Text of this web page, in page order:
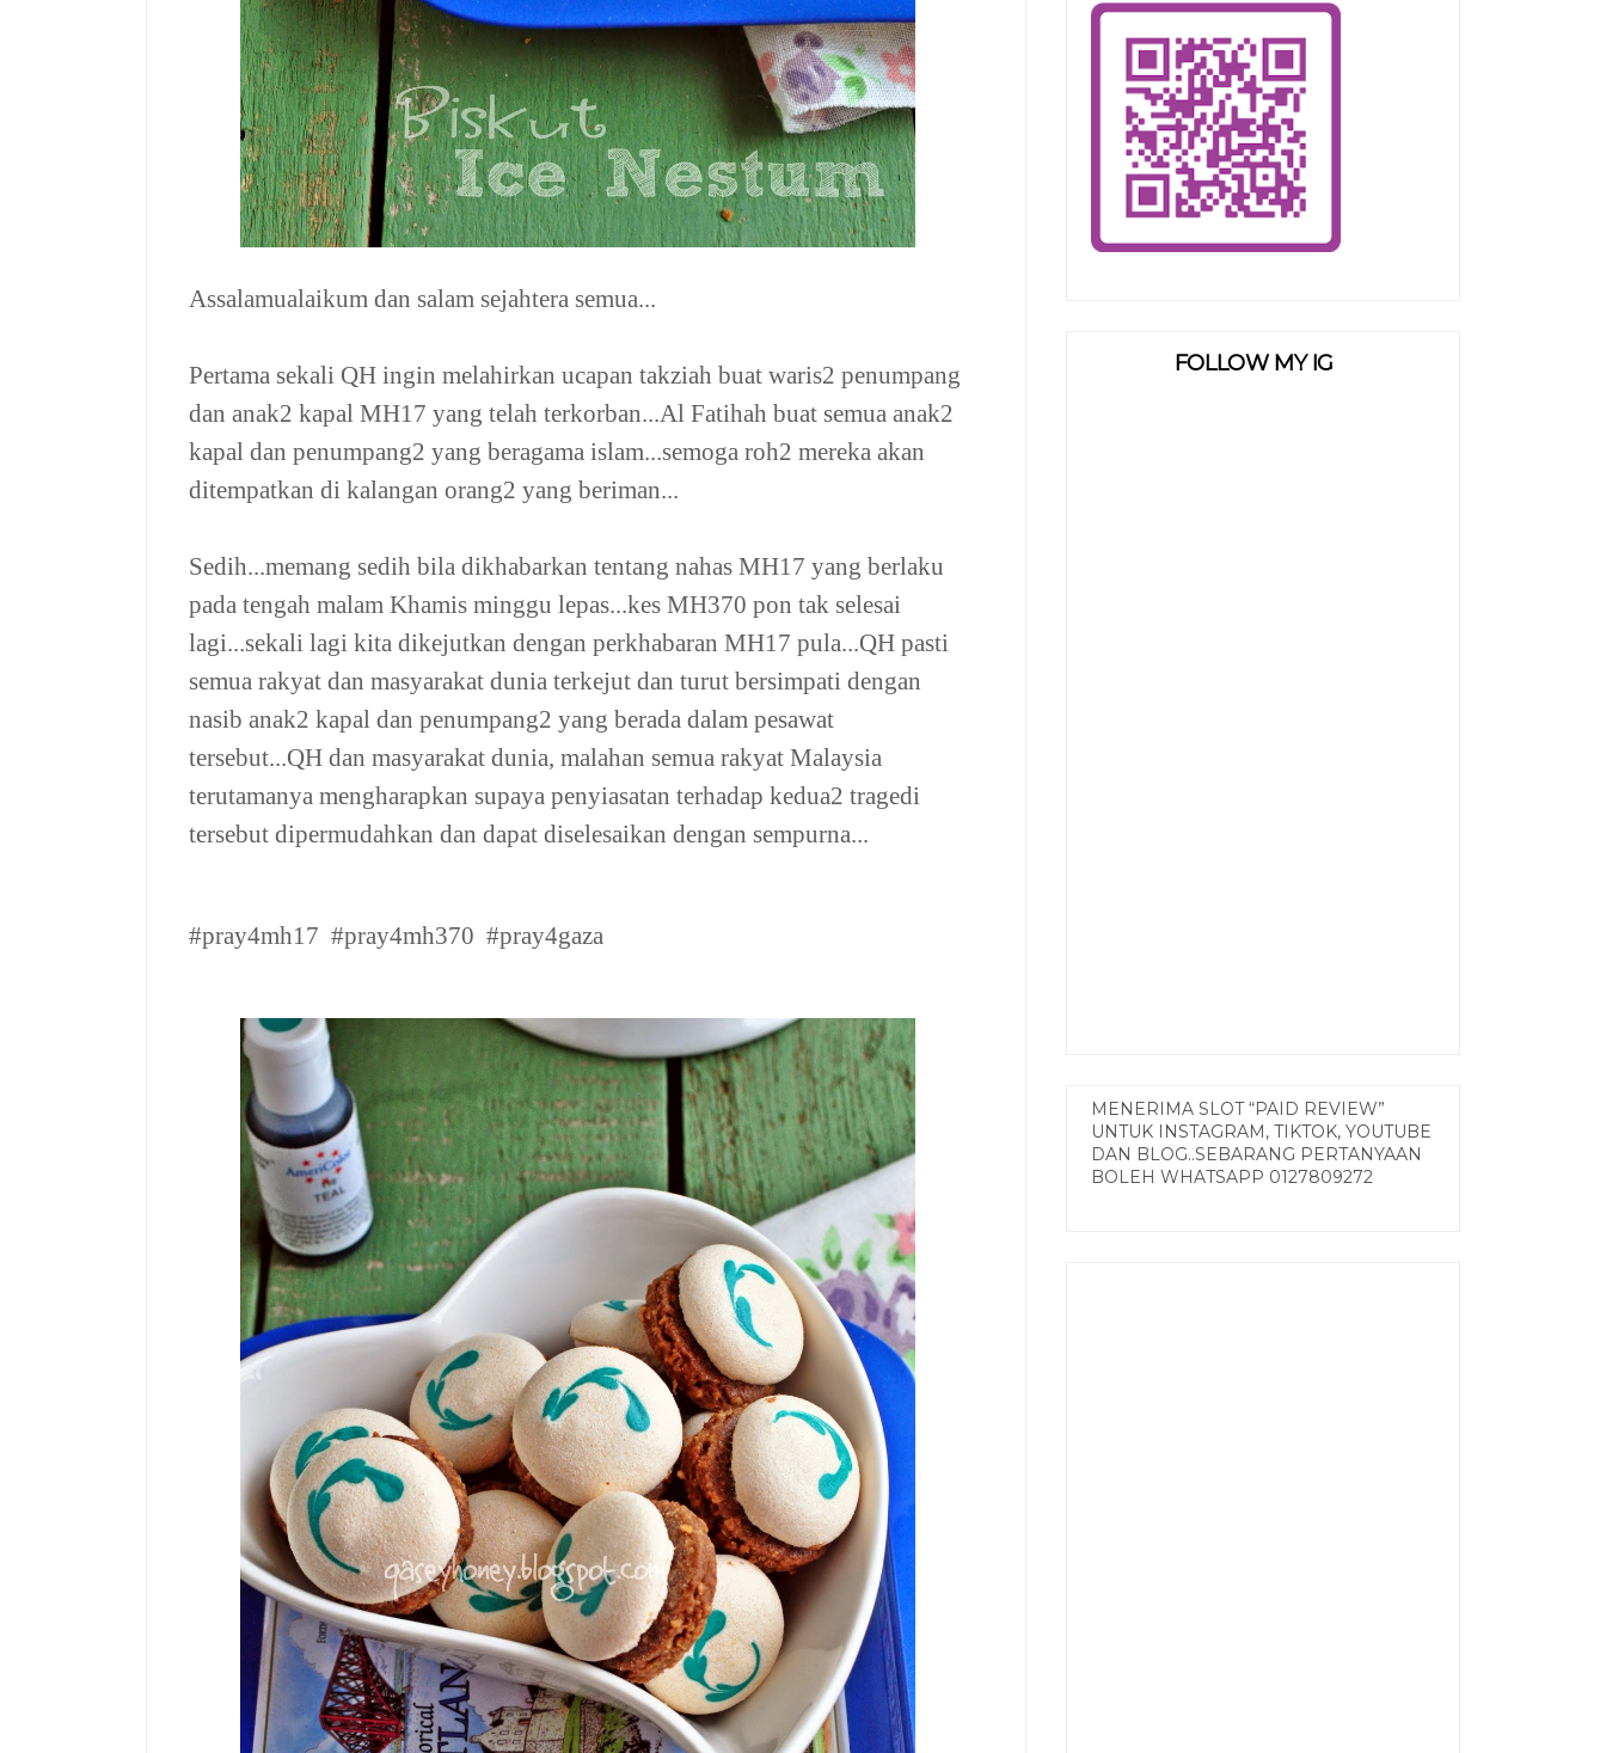
Assalamualaikum dan salam sejahtera semua...
Pertama sekali QH ingin melahirkan ucapan takziah buat waris2 penumpang
dan anak2 kapal MH17 yang telah terkorban...Al Fatihah buat semua anak2
kapal dan penumpang2 yang beragama islam...semoga roh2 mereka akan
ditempatkan di kalangan orang2 yang beriman...
Sedih...memang sedih bila dikhabarkan tentang nahas MH17 yang berlaku
pada tengah malam Khamis minggu lepas...kes MH370 pon tak selesai
lagi...sekali lagi kita dikejutkan dengan perkhabaran MH17 pula...QH pasti
semua rakyat dan masyarakat dunia terkejut dan turut bersimpati dengan
nasib anak2 kapal dan penumpang2 yang berada dalam pesawat
tersebut...QH dan masyarakat dunia, malahan semua rakyat Malaysia
terutamanya mengharapkan supaya penyiasatan terhadap kedua2 tragedi
tersebut dipermudahkan dan dapat diselesaikan dengan sempurna...
#pray4mh17 #pray4mh370 #pray4gaza
FOLLOW MY IG
MENERIMA SLOT “PAID REVIEW”
UNTUK INSTAGRAM, TIKTOK, YOUTUBE
DAN BLOG..SEBARANG PERTANYAAN
BOLEH WHATSAPP 0127809272